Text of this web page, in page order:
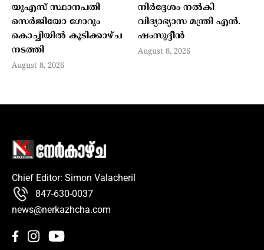
യുഎസ് സ്ഥാനപതി
സെർജിയോ ഗോറും
കൊച്ചിയിൽ കൂടിക്കാഴ്ച
നടത്തി
August 8, 2026
നിർദ്ദേശം നൽകി
വിദ്യാഭ്യാസ മന്ത്രി എൻ.
ഷംസുദ്ദീൻ
August 8, 2026
Chief Editor: Simon Valacheril
847-630-0037
news@nerkazhcha.com